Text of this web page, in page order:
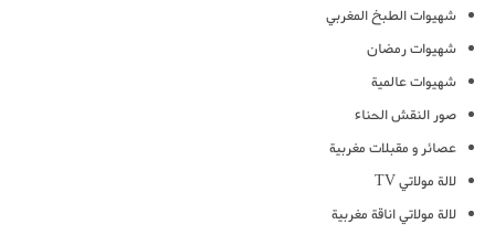
شهيوات الطبخ المغربي
شهيوات رمضان
شهيوات عالمية
صور النقش الحناء
عصائر و مقبلات مغربية
لالة مولاتي TV
لالة مولاتي اناقة مغربية